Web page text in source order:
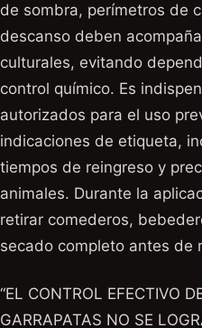
de sombra, perímetros de
descanso deben
culturales, evitando
control químico. Es
autorizados para el uso
indicaciones de etiqueta,
tiempos de reingreso y
animales. Durante la
retirar comederos,
secado completo antes de
“EL CONTROL EFECTIVO
GARRAPATAS NO SE